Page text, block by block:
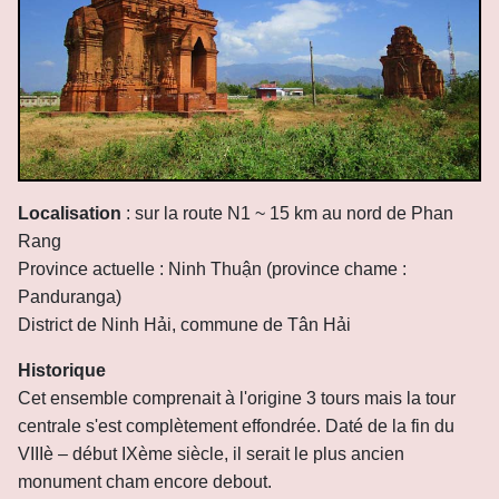
Localisation : sur la route N1 ~ 15 km au nord de Phan
Rang
Province actuelle : Ninh Thuận (province chame :
Panduranga)
District de Ninh Hải, commune de Tân Hải
Historique
Cet ensemble comprenait à l'origine 3 tours mais la tour
centrale s'est complètement effondrée. Daté de la fin du
VIIIè – début IXème siècle, il serait le plus ancien
monument cham encore debout.